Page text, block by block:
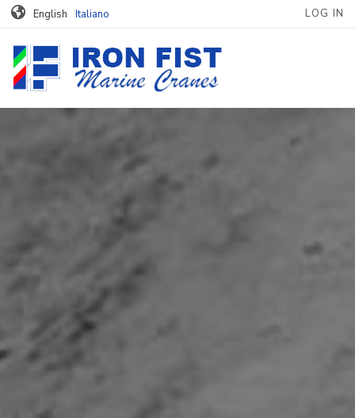
Skip to main content
English Italiano MENU LOG IN